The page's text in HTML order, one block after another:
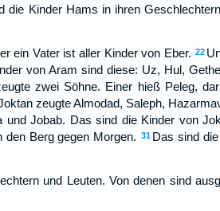
die Kinder Hams in ihren
ein Vater ist aller Kinder von Eber. 22
von Aram sind diese: Uz, Hul,
zwei Söhne. Einer hieß Peleg,
zeugte Almodad, Saleph,
und Jobab. Das sind die Kinder von
Berg gegen Morgen. 31 Das sind
und Leuten. Von denen sind